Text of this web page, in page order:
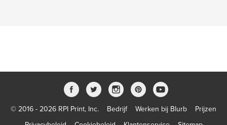
© 2016 - 2026 RPI Print, Inc. Bedrijf Werken bij Blurb
Prijzen